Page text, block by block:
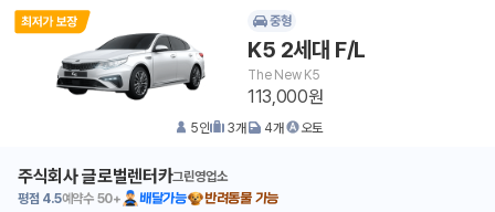
중형
K5 2세대 F/L
The New K5
113,000원
5인 3개 4개 오토
주식회사 글로벌렌터카그린영업소
평점 4.5예약수 50+ 배달가능 반려동물 가능